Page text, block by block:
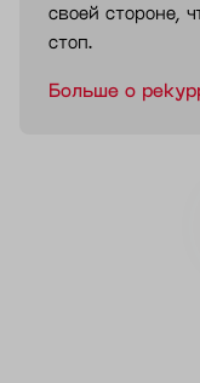
своей стороне,
стоп.
Больше о